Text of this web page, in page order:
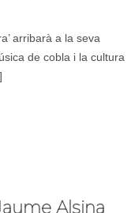
arribarà a la seva
de cobla i la cultura
Alsina